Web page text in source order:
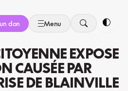
don Menu
EXPOSE
CAUSÉE PAR
DE BLAINVILLE